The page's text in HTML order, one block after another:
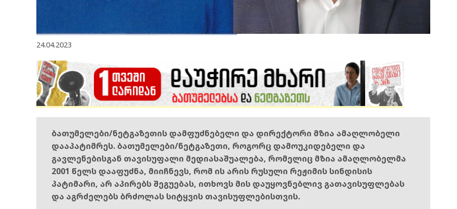
24.04.2023
ბათუმელები/ნეტგაზეთის დამფუძნებელი და დირექტორი მზია ამაღლობელი
დააპატიმრეს. ბათუმელები/ნეტგაზეთი, როგორც დამოუკიდებელი და
გავლენებისგან თავისუფალი მედიასაშუალება, რომელიც მზია ამაღლობელმა
2001 წელს დააფუძნა, მიიჩნევს, რომ ის არის რუსული რეჟიმის სინდისის
პატიმარი, არ აპირებს შეგუებას, ითხოვს მის დაუყოვნებლივ გათავისუფლებას
და აგრძელებს ბრძოლას სიტყვის თავისუფლებისთვის.